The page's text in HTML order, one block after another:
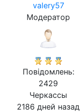
valery57
Модератор
Повідомлень:
2429
Черкассы
2186 дней назад